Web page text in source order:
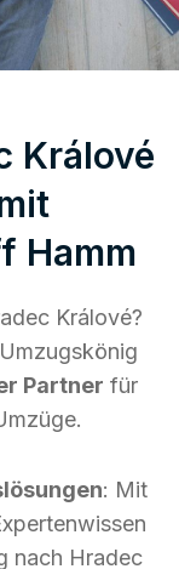
Králové
Hamm
Králové?
Partner für
: Mit
nach Hradec